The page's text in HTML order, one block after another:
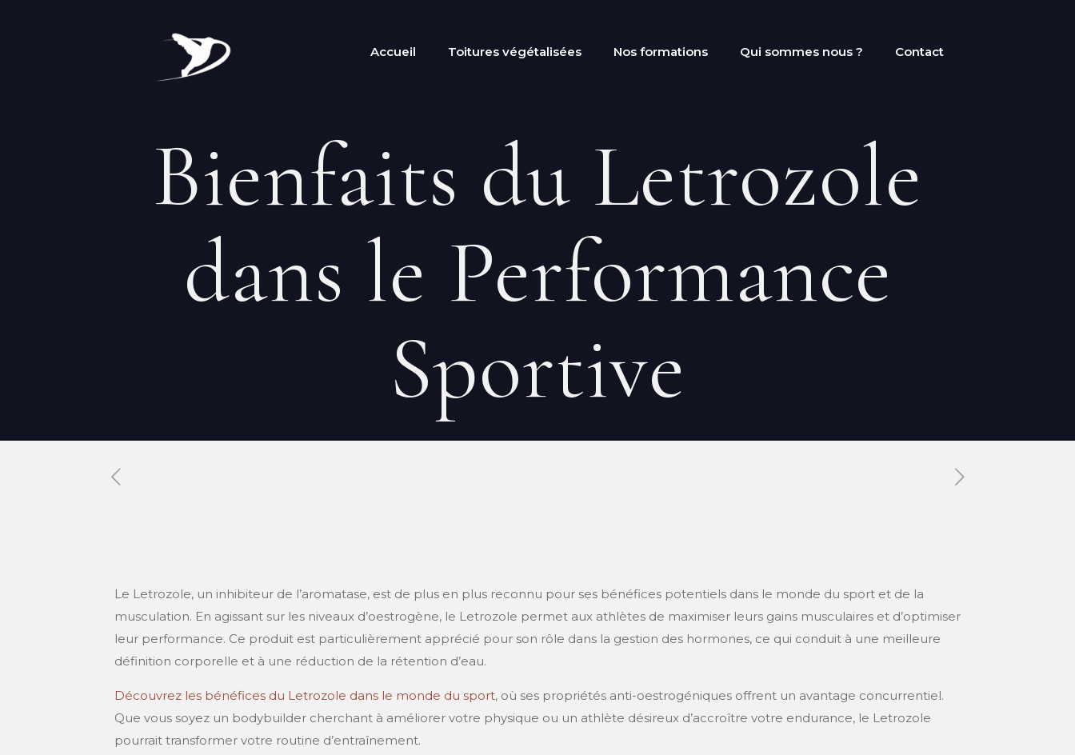
Accueil Toitures végétalisées Nos formations Qui sommes nous ? Contact
Bienfaits du Letrozole
dans le Performance
Sportive
Le Letrozole, un inhibiteur de l’aromatase, est de plus en plus reconnu pour ses bénéfices potentiels dans le monde du sport et de la
musculation. En agissant sur les niveaux d’oestrogène, le Letrozole permet aux athlètes de maximiser leurs gains musculaires et d’optimiser
leur performance. Ce produit est particulièrement apprécié pour son rôle dans la gestion des hormones, ce qui conduit à une meilleure
définition corporelle et à une réduction de la rétention d’eau.
Découvrez les bénéfices du Letrozole dans le monde du sport, où ses propriétés anti-oestrogéniques offrent un avantage concurrentiel.
Que vous soyez un bodybuilder cherchant à améliorer votre physique ou un athlète désireux d’accroître votre endurance, le Letrozole
pourrait transformer votre routine d’entraînement.